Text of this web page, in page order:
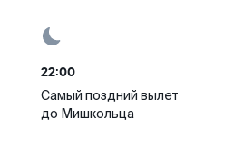
22:00
Самый поздний вылет
до Мишкольца